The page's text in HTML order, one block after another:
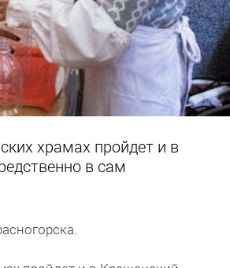
храмах пройдет и в
в сам